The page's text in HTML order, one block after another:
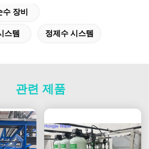
수 장비
스템 정제수 시스템
관련 제품